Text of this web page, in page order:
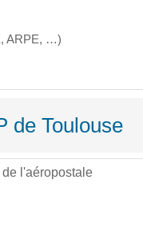
ARPE, …)
de Toulouse
l'aéropostale